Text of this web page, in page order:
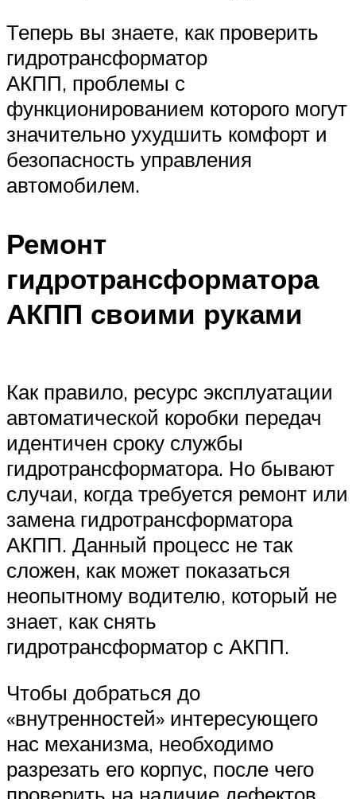
Теперь вы знаете, как проверить
гидротрансформатор
АКПП, проблемы с
функционированием которого могут
значительно ухудшить комфорт и
безопасность управления
автомобилем.
Ремонт
гидротрансформатора
АКПП своими руками
Как правило, ресурс эксплуатации
автоматической коробки передач
идентичен сроку службы
гидротрансформатора. Но бывают
случаи, когда требуется ремонт или
замена гидротрансформатора
АКПП. Данный процесс не так
сложен, как может показаться
неопытному водителю, который не
знает, как снять
гидротрансформатор с АКПП.
Чтобы добраться до
«внутренностей» интересующего
нас механизма, необходимо
разрезать его корпус, после чего